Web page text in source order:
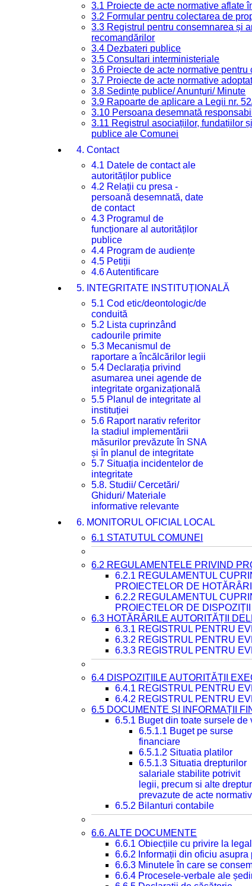
3.1 Proiecte de acte normative aflate
3.2 Formular pentru colectarea de
3.3 Registrul pentru consemnarea și
recomandărilor
3.4 Dezbateri publice
3.5 Consultari interministeriale
3.6 Proiecte de acte normative
3.7 Proiecte de acte normative
3.8 Ședințe publice/ Anunțuri/ Minute
3.9 Rapoarte de aplicare a Legii nr.
3.10 Persoana desemnată
3.11 Registrul asociațiilor, fundațiilor
publice ale Comunei
4. Contact
4.1 Datele de contact ale
autorităților publice
4.2 Relații cu presa -
persoană desemnată, date
de contact
4.3 Programul de
funcționare al autorităților
publice
4.4 Program de audiențe
4.5 Petiții
4.6 Autentificare
5. INTEGRITATE INSTITUȚIONALĂ
5.1 Cod etic/deontologic/de
conduită
5.2 Lista cuprinzând
cadourile primite
5.3 Mecanismul de
raportare a încălcărilor legii
5.4 Declarația privind
asumarea unei agende de
integritate organizațională
5.5 Planul de integritate al
instituției
5.6 Raport narativ referitor
la stadiul implementării
măsurilor prevăzute în SNA
și în planul de integritate
5.7 Situația incidentelor de
integritate
5.8. Studii/ Cercetări/
Ghiduri/ Materiale
informative relevante
6. MONITORUL OFICIAL LOCAL
6.1 STATUTUL COMUNEI
6.2 REGULAMENTELE PRIVIND
6.2.1 REGULAMENTUL
PROIECTELOR DE
6.2.2 REGULAMENTUL
PROIECTELOR DE
6.3 HOTĂRÂRILE AUTORITĂȚII
6.3.1 REGISTRUL PENTRU
6.3.2 REGISTRUL PENTRU
6.3.3 REGISTRUL PENTRU
6.4 DISPOZIȚIILE AUTORITĂȚII
6.4.1 REGISTRUL PENTRU
6.4.2 REGISTRUL PENTRU
6.5 DOCUMENTE ȘI INFORMAȚII
6.5.1 Buget din toate sursele de
6.5.1.1 Buget pe surse
financiare
6.5.1.2 Situatia platilor
6.5.1.3 Situatia drepturilor
salariale stabilite potrivit
legii, precum si alte
prevazute de acte
6.5.2 Bilanturi contabile
6.6. ALTE DOCUMENTE
6.6.1 Obiecțiile cu privire la
6.6.2 Informații din oficiu
6.6.3 Minutele în care se
6.6.4 Procesele-verbale ale